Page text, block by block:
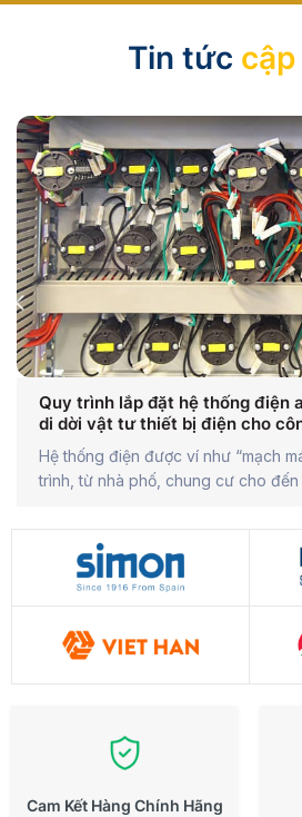
Tin tức
Quy trình lắp đặt hệ thống điện
di dời vật tư thiết bị điện cho
Hệ thống điện được ví như “mạch
trình, từ nhà phố, chung cư cho đến
Cam Kết Hàng Chính Hãng